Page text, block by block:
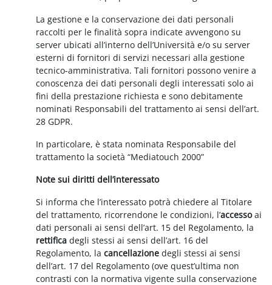
La gestione e la conservazione dei dati personali
raccolti per le finalità sopra indicate avvengono su
server ubicati all’interno dell’Università e/o su server
esterni di fornitori di servizi necessari alla gestione
tecnico-amministrativa. Tali fornitori possono venire a
conoscenza dei dati personali degli interessati solo ai
fini della prestazione richiesta e sono debitamente
nominati Responsabili del trattamento ai sensi dell’art.
28 GDPR.
In particolare, è stata nominata Responsabile del
trattamento la società “Mediatouch 2000”
Note sui diritti dell’interessato
Si informa che l’interessato potrà chiedere al Titolare
del trattamento, ricorrendone le condizioni, l’accessoai
dati personali ai sensi dell’art. 15 del Regolamento, la
rettificadegli stessi ai sensi dell’art. 16 del
Regolamento, lacancellazione degli stessi ai sensi
dell’art. 17 del Regolamento (ove quest’ultima non
contrasti con la normativa vigente sulla conservazione